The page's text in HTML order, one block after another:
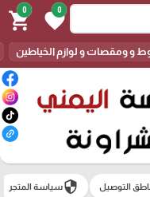
0
favorite
0
shopping_cart
و ومقصات و لوازم الخياطين
التوصيل securityسياسة المتجر